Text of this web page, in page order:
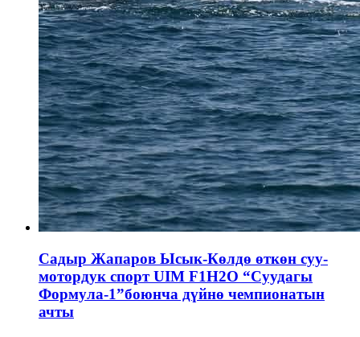
Садыр Жапаров Ысык-Көлдө өткөн суу-
мотордук спорт UIM F1H2O “Суудагы
Формула-1”боюнча дүйнө чемпионатын
ачты